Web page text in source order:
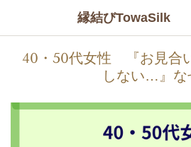
縁結びTowaSilk
40・50代女性 『お見合
しない…』な